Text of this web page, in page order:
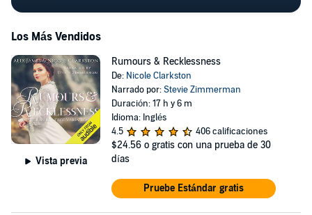
Los Más Vendidos
Vista previa
Rumours & Recklessness
De: Nicole Clarkston
Narrado por:Stevie Zimmerman
Duración: 17 h y 6 m
Idioma: Inglés
4.5
406 calificaciones
$24.56 o gratis con una prueba de 30
días
Pruebe Estándar gratis